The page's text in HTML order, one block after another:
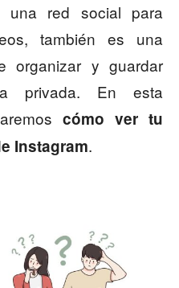
una red social para
también es una
organizar y guardar
privada. En esta
cómo ver tu
Instagram.